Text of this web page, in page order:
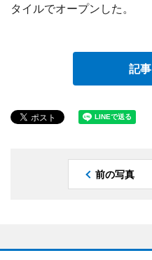
タイルでオープンした。
記
前の写真